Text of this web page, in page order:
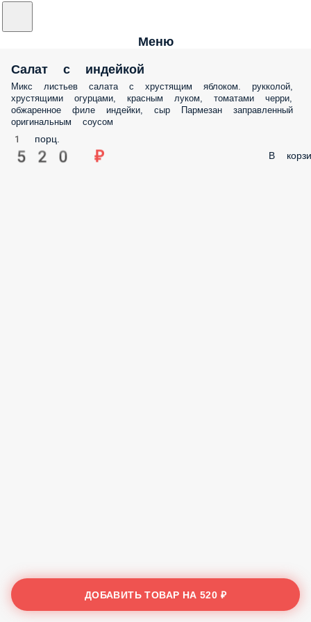
Меню
Салат с индейкой
Микс листьев салата с хрустящим яблоком. рукколой,
хрустящими огурцами, красным луком, томатами черри,
обжаренное филе индейки, сыр Пармезан заправленный
оригинальным соусом
1 порц.
520 ₽ В
ДОБАВИТЬ ТОВАР НА520 ₽